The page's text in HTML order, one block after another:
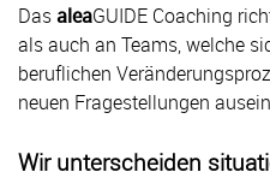
DasaleaGUIDE Coaching
als auch an Teams, welche
beruflichen
neuen Fragestellungen
Wir unterscheiden